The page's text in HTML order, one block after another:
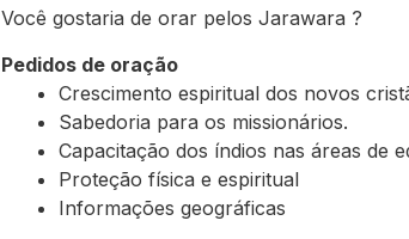
Você gostaria de orar pelos Jarawara ?
Pedidos de oração
Crescimento espiritual dos novos
Sabedoria para os missionários.
Capacitação dos índios nas áreas de
Proteção física e espiritual
Informações geográficas